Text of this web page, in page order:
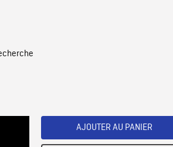
AJOUTER AU PANIER